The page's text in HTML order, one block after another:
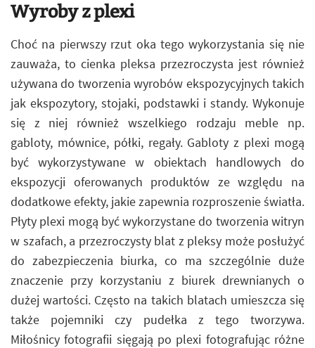
Wyroby z plexi
Choć na pierwszy rzut oka tego wykorzystania się nie
zauważa, to cienka pleksa przezroczysta jest również
używana do tworzenia wyrobów ekspozycyjnych takich
jak ekspozytory, stojaki, podstawki i standy. Wykonuje
się z niej również wszelkiego rodzaju meble np.
gabloty, mównice, półki, regały. Gabloty z plexi mogą
być wykorzystywane w obiektach handlowych do
ekspozycji oferowanych produktów ze względu na
dodatkowe efekty, jakie zapewnia rozproszenie światła.
Płyty plexi mogą być wykorzystane do tworzenia witryn
w szafach, a przezroczysty blat z pleksy może posłużyć
do zabezpieczenia biurka, co ma szczególnie duże
znaczenie przy korzystaniu z biurek drewnianych o
dużej wartości. Często na takich blatach umieszcza się
także pojemniki czy pudełka z tego tworzywa.
Miłośnicy fotografii sięgają po plexi fotografując różne